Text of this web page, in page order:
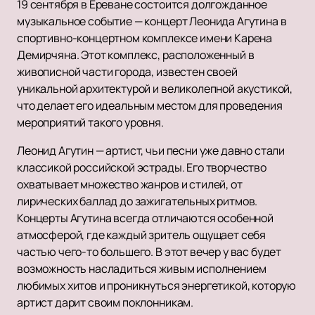
19 сентября в Ереване состоится долгожданное
музыкальное событие — концерт Леонида Агутина в
спортивно-концертном комплексе имени Карена
Демирчяна. Этот комплекс, расположенный в
живописной части города, известен своей
уникальной архитектурой и великолепной акустикой,
что делает его идеальным местом для проведения
мероприятий такого уровня.
Леонид Агутин — артист, чьи песни уже давно стали
классикой российской эстрады. Его творчество
охватывает множество жанров и стилей, от
лирических баллад до зажигательных ритмов.
Концерты Агутина всегда отличаются особенной
атмосферой, где каждый зритель ощущает себя
частью чего-то большего. В этот вечер у вас будет
возможность насладиться живым исполнением
любимых хитов и проникнуться энергетикой, которую
артист дарит своим поклонникам.